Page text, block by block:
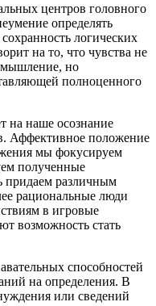
центров головного
определять
логических
на то, что чувства не
но
полноценного
на наше осознание
Аффективное положение
мы фокусируем
полученные
различным
рациональные люди
в игровые
возможность стать
способностей
на определения. В
или сведений